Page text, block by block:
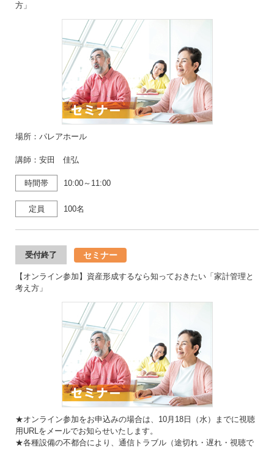
方」
場所：パレアホール
講師：安田 佳弘
時間帯 10:00～11:00
定員 100名
受付終了 セミナー
【オンライン参加】資産形成するなら知っておきたい「家計管理と
考え方」
★オンライン参加をお申込みの場合は、10月18日（水）までに視聴
用URLをメールでお知らせいたします。
★各種設備の不都合により、通信トラブル（途切れ・遅れ・視聴で